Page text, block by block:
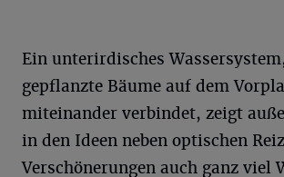
Ein unterirdisches
gepflanzte Bäume auf dem
miteinander verbindet, zeigt
in den Ideen neben optischen
Verschönerungen auch ganz viel